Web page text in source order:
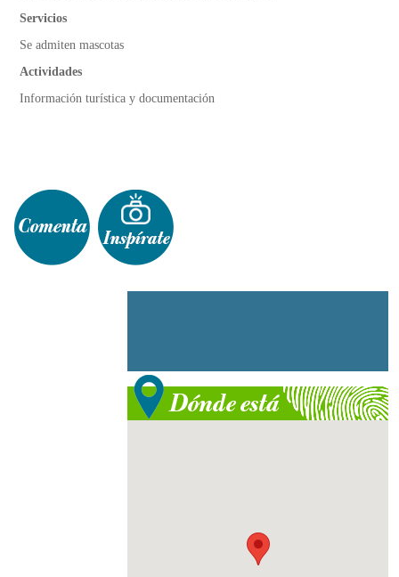
Servicios
Se admiten mascotas
Actividades
Información turística y documentación